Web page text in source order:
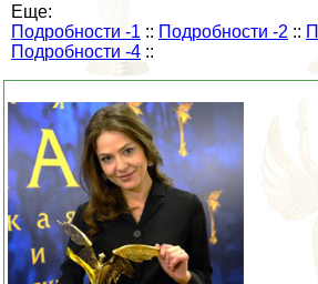
Еще:
Подробности -1 :: Подробности -2 ::
Подробности -4 ::